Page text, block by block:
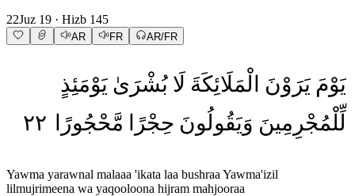
22Juz 19 · Hizb 145
AR FR AR/FR
يَوْمَ يَرَوْنَ الْمَلَائِكَةَ لَا بُشْرَىٰ يَوْمَئِذٍ
لِّلْمُجْرِمِينَ وَيَقُولُونَ حِجْرًا مَّحْجُورًا ٢٢
Yawma yarawnal malaaa 'ikata laa bushraa Yawma'izil
lilmujrimeena wa yaqooloona hijram mahjooraa